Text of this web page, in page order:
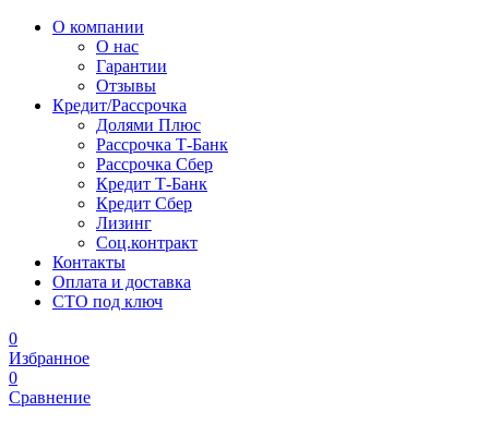
О компании
О нас
Гарантии
Отзывы
Кредит/Рассрочка
Долями Плюс
Рассрочка Т-Банк
Рассрочка Сбер
Кредит Т-Банк
Кредит Сбер
Лизинг
Соц.контракт
Контакты
Оплата и доставка
СТО под ключ
0
Избранное
0
Сравнение